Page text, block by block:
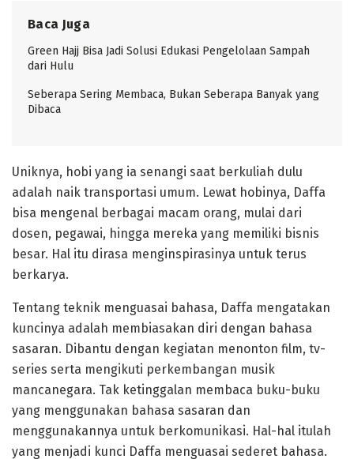
Baca Juga
Green Hajj Bisa Jadi Solusi Edukasi Pengelolaan Sampah
dari Hulu
Seberapa Sering Membaca, Bukan Seberapa Banyak yang
Dibaca
Uniknya, hobi yang ia senangi saat berkuliah dulu
adalah naik transportasi umum. Lewat hobinya, Daffa
bisa mengenal berbagai macam orang, mulai dari
dosen, pegawai, hingga mereka yang memiliki bisnis
besar. Hal itu dirasa menginspirasinya untuk terus
berkarya.
Tentang teknik menguasai bahasa, Daffa mengatakan
kuncinya adalah membiasakan diri dengan bahasa
sasaran. Dibantu dengan kegiatan menonton film, tv-
series serta mengikuti perkembangan musik
mancanegara. Tak ketinggalan membaca buku-buku
yang menggunakan bahasa sasaran dan
menggunakannya untuk berkomunikasi. Hal-hal itulah
yang menjadi kunci Daffa menguasai sederet bahasa.